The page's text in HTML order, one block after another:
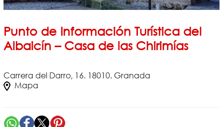
Punto de Información Turística del
Albaicín – Casa de las Chirimías
Carrera del Darro, 16. 18010. Granada
Mapa